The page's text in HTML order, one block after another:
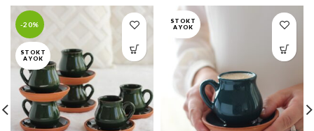
-20%
STOKT
A YOK
STOKT
A YOK